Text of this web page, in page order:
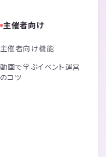
主催者向け
主催者向け機能
動画で学ぶイベント運営
のコツ